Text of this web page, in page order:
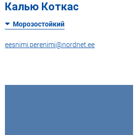
Калью Коткас
Морозостойкий
eesnimi.perenimi@nordnet.ee